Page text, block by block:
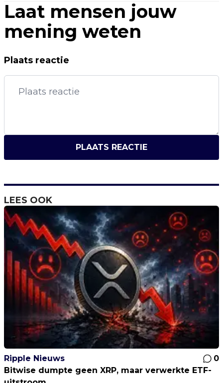
Laat mensen jouw
mening weten
Plaats reactie
PLAATS REACTIE
LEES OOK
Ripple Nieuws
0
Bitwise dumpte geen XRP, maar verwerkte ETF-